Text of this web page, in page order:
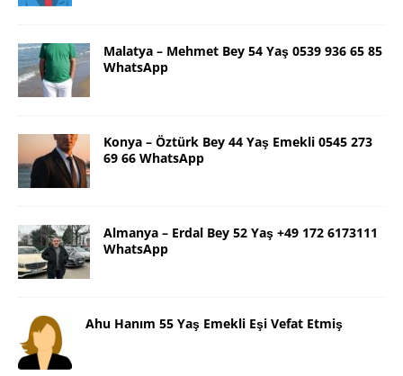
Malatya – Mehmet Bey 54 Yaş 0539 936 65 85
WhatsApp
Konya – Öztürk Bey 44 Yaş Emekli 0545 273
69 66 WhatsApp
Almanya – Erdal Bey 52 Yaş +49 172 6173111
WhatsApp
Ahu Hanım 55 Yaş Emekli Eşi Vefat Etmiş